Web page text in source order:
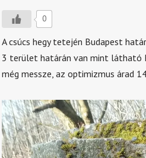
0
A csúcs hegy tetején Budapest
3 terület határán van mint látható
még messze, az optimizmus árad